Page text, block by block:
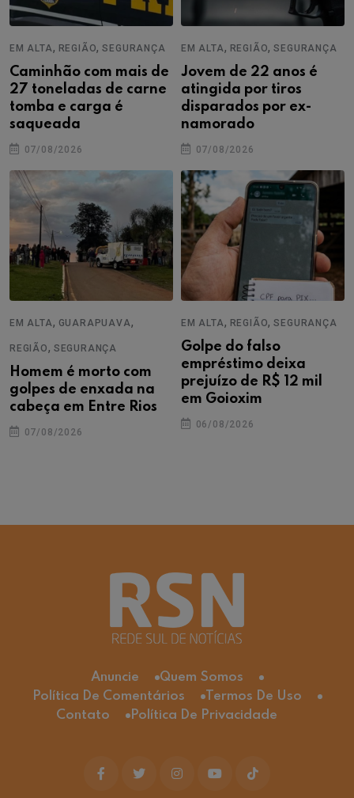
EM ALTA , REGIÃO,SEGURANÇA
Caminhão com mais de
27 toneladas de carne
tomba e carga é
saqueada
07/08/2026
EM ALTA , REGIÃO,SEGURANÇA
Jovem de 22 anos é
atingida por tiros
disparados por ex-
namorado
07/08/2026
EM ALTA, GUARAPUAVA,
REGIÃO, SEGURANÇA
Homem é morto com
golpes de enxada na
cabeça em Entre Rios
07/08/2026
EM ALTA, REGIÃO,SEGURANÇA
Golpe do falso
empréstimo deixa
prejuízo de R$ 12 mil
em Goioxim
06/08/2026
Anuncie
Quem Somos
Política De Comentários
Termos De Uso
Contato
Política De Privacidade